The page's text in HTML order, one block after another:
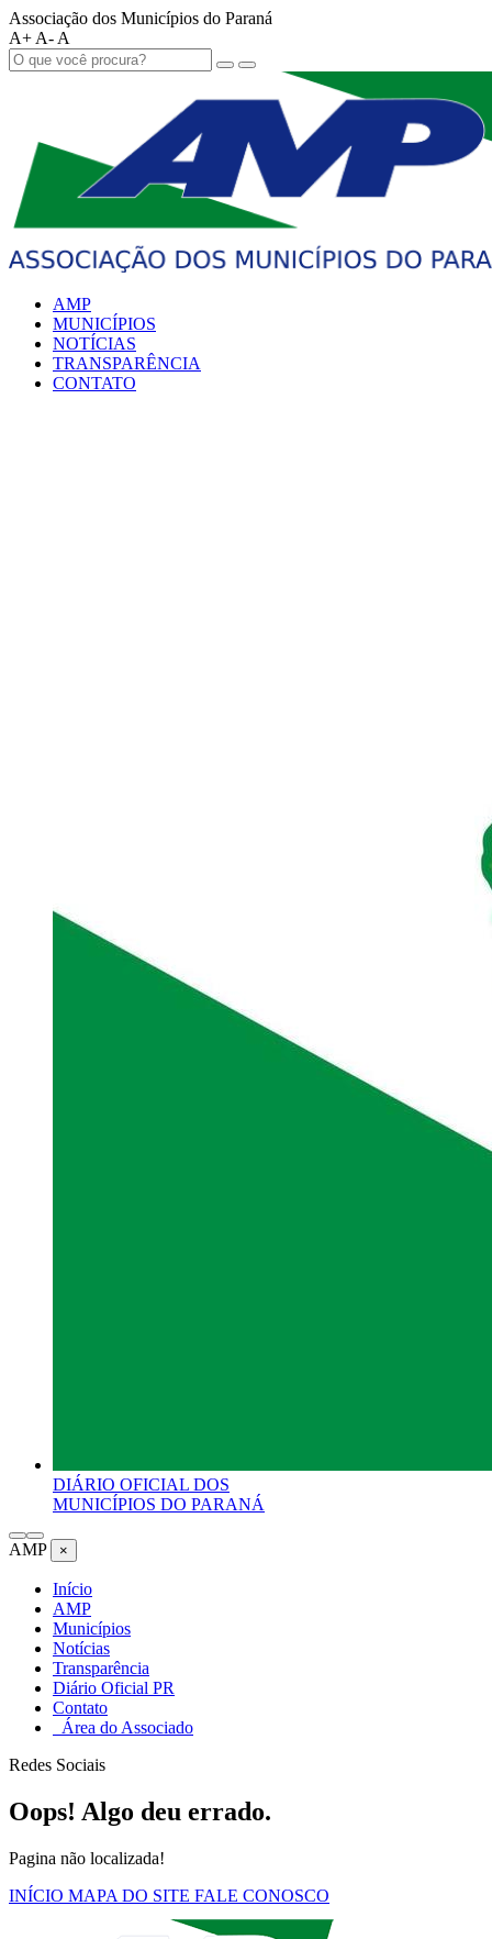
Associação dos Municípios do Paraná
A+ A- A
AMP
MUNICÍPIOS
NOTÍCIAS
TRANSPARÊNCIA
CONTATO
DIÁRIO OFICIAL DOS
MUNICÍPIOS DO PARANÁ
AMP ×
Início
AMP
Municípios
Notícias
Transparência
Diário Oficial PR
Contato
Área do Associado
Redes Sociais
Oops! Algo deu errado.
Pagina não localizada!
INÍCIO MAPA DO SITE FALE CONOSCO